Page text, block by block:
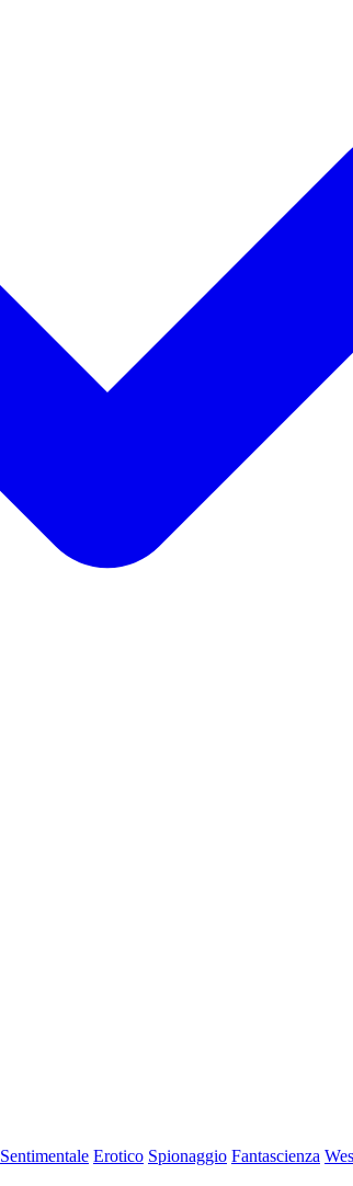
Sentimentale Erotico Spionaggio Fantascienza